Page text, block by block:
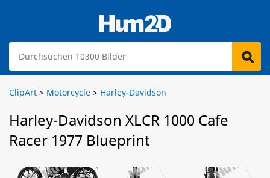
ClipArt > Motorcycle > Harley-Davidson
Harley-Davidson XLCR 1000 Cafe
Racer 1977 Blueprint